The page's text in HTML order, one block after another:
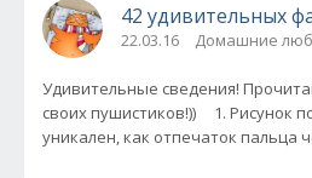
42 удивительных
22.03.16 Домашние
Удивительные сведения!
своих пушистиков!)) 1. Рисунок поверхности носа кошки